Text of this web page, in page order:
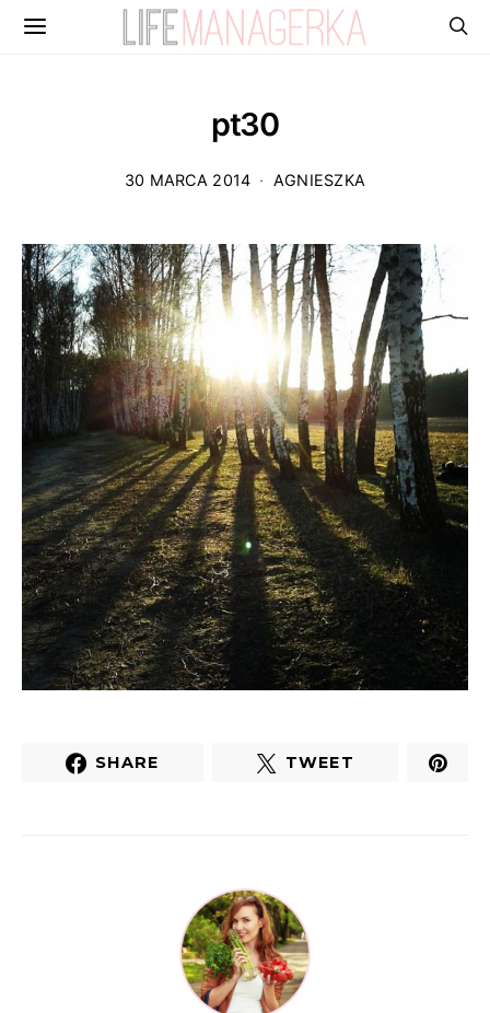
pt30
30 MARCA 2014 AGNIESZKA
SHARE TWEET